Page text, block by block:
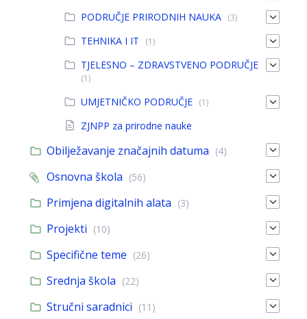
PODRUČJE PRIRODNIH NAUKA (3)
TEHNIKA I IT (1)
TJELESNO – ZDRAVSTVENO PODRUČJE
(1)
UMJETNIČKO PODRUČJE (1)
ZJNPP za prirodne nauke
Obilježavanje značajnih datuma (4)
Osnovna škola (56)
Primjena digitalnih alata (3)
Projekti (10)
Specifične teme (26)
Srednja škola (22)
Stručni saradnici (11)